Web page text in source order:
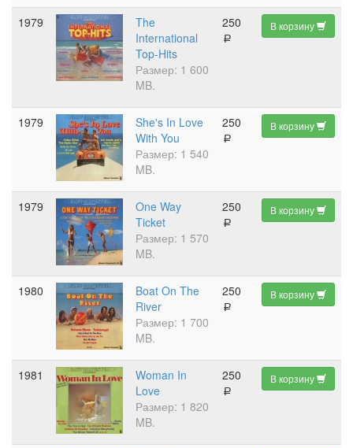
1979
The
International
Top-Hits
Размер: 1 600
MB.
250
a
В корзину
1979
She's In Love
With You
Размер: 1 540
MB.
250
a
В корзину
1979
One Way
Ticket
Размер: 1 570
MB.
250
a
В корзину
1980
Boat On The
River
Размер: 1 700
MB.
250
a
В корзину
1981
Woman In
Love
Размер: 1 820
MB.
250
a
В корзину